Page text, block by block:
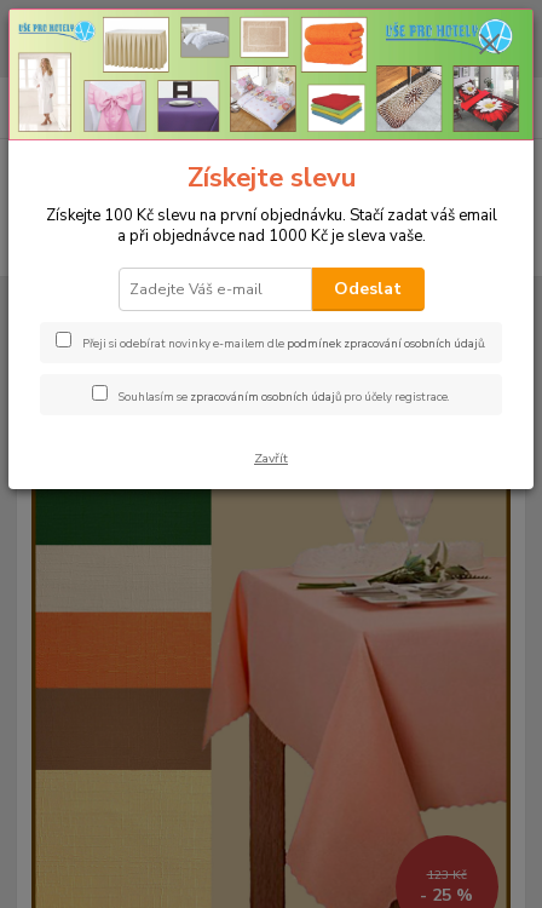
CHCETE NAKOUPIT VĚTŠÍ MNOŽSTVÍ NAŠICH PRODUKTŮ ZA LEPŠÍ
CENU? Klikněte ZDE
CZK
+420 773 794 023
Pondělí-pátek 9-16 hodin
0ks
za0 Kč
UBRUSY
Teflonové ubrusy jednobarevné s vodoodpudivou úpravou
Teflonový ubrus 38x140cm -
světlý losos 7
123 Kč
- 25 %
Získejte slevu
Získejte 100 Kč slevu na první objednávku. Stačí zadat váš email
a při objednávce nad 1000 Kč je sleva vaše.
Odeslat
Přeji si odebírat novinky e-mailem dle podmínek zpracování osobních údajů.
Souhlasím se zpracováním osobních údajů pro účely registrace.
Zavřít